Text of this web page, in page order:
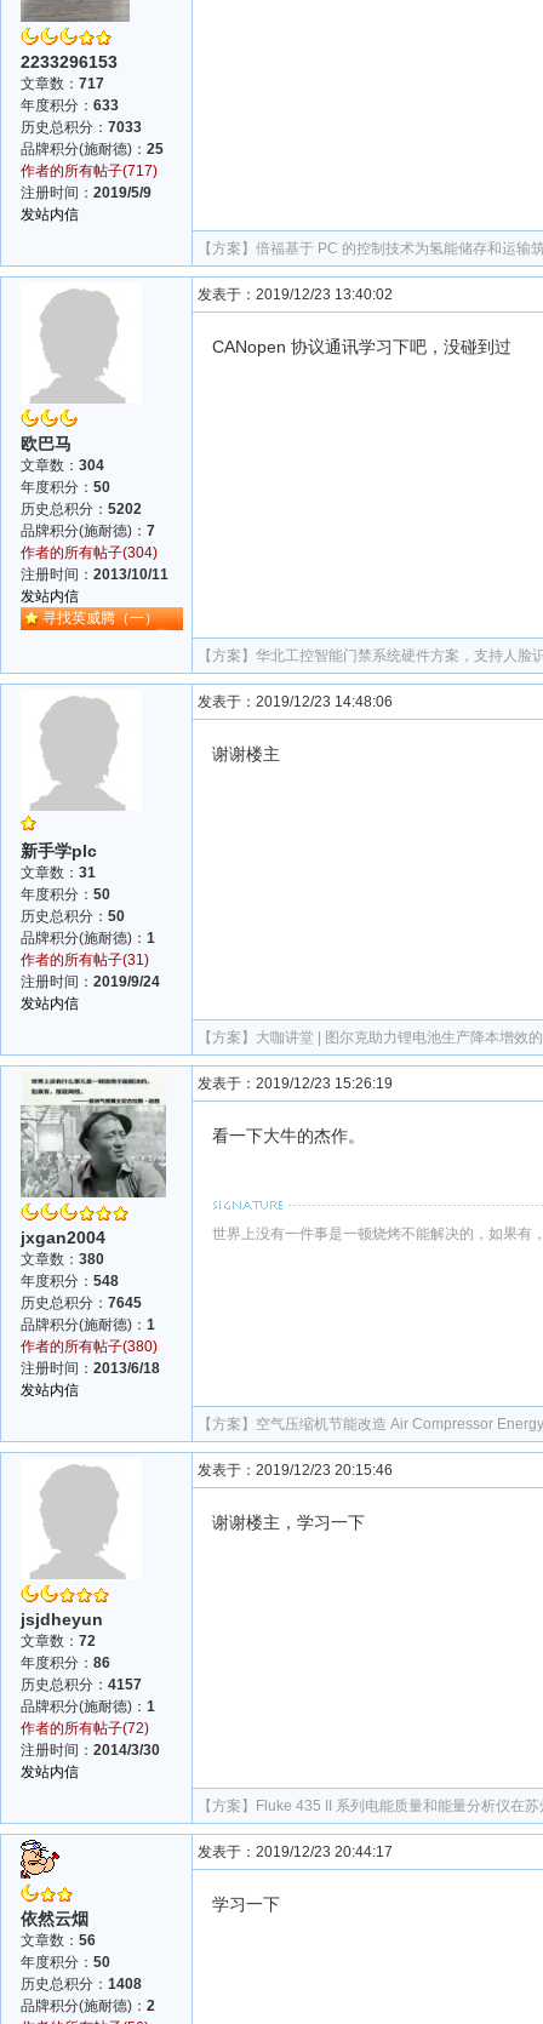
2233296153
文章数： 717
年度积分： 633
历史总积分： 7033
品牌积分(施耐德)： 25
作者的所有帖子(717)
注册时间： 2019/5/9
发站内信
【方案】 倍福基于 PC 的控制技术为氢能储存和运输
欧巴马
文章数： 304
年度积分： 50
历史总积分： 5202
品牌积分(施耐德)： 7
作者的所有帖子(304)
注册时间： 2013/10/11
发站内信
寻找英威腾（一）
发表于：2019/12/23 13:40:02
CANopen 协议通讯学习下吧，没碰到过
【方案】 华北工控智能门禁系统硬件方案，支持人脸
新手学plc
文章数： 31
年度积分： 50
历史总积分： 50
品牌积分(施耐德)： 1
作者的所有帖子(31)
注册时间： 2019/9/24
发站内信
发表于：2019/12/23 14:48:06
谢谢楼主
【方案】 大咖讲堂 | 图尔克助力锂电池生产降本增效
jxgan2004
文章数： 380
年度积分： 548
历史总积分： 7645
品牌积分(施耐德)： 1
作者的所有帖子(380)
注册时间： 2013/6/18
发站内信
发表于：2019/12/23 15:26:19
看一下大牛的杰作。
世界上没有一件事是一顿烧烤不能解决的，如果有
【方案】 空气压缩机节能改造 Air Compressor
jsjdheyun
文章数： 72
年度积分： 86
历史总积分： 4157
品牌积分(施耐德)： 1
作者的所有帖子(72)
注册时间： 2014/3/30
发站内信
发表于：2019/12/23 20:15:46
谢谢楼主，学习一下
【方案】 Fluke 435 II 系列电能质量和能量分析仪在
依然云烟
文章数： 56
年度积分： 50
历史总积分： 1408
品牌积分(施耐德)： 2
发表于：2019/12/23 20:44:17
学习一下